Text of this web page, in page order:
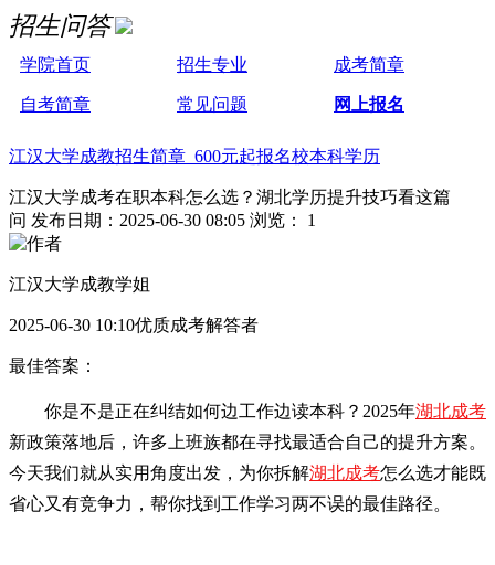
招生问答
学院首页 招生专业 成考简章
自考简章 常见问题 网上报名
江汉大学成教招生简章 600元起报名校本科学历
江汉大学成考在职本科怎么选？湖北学历提升技巧看这篇
问 发布日期：2025-06-30 08:05 浏览： 1
江汉大学成教学姐
2025-06-30 10:10优质成考解答者
最佳答案：
你是不是正在纠结如何边工作边读本科？2025年湖北成考
新政策落地后，许多上班族都在寻找最适合自己的提升方案。
今天我们就从实用角度出发，为你拆解湖北成考怎么选才能既
省心又有竞争力，帮你找到工作学习两不误的最佳路径。